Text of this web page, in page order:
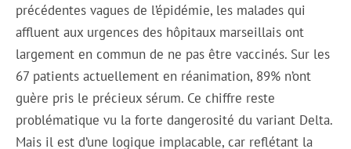
précédentes vagues de l’épidémie, les malades qui
affluent aux urgences des hôpitaux marseillais ont
largement en commun de ne pas être vaccinés. Sur les
67 patients actuellement en réanimation, 89% n’ont
guère pris le précieux sérum. Ce chiffre reste
problématique vu la forte dangerosité du variant Delta.
Mais il est d’une logique implacable, car reflétant la